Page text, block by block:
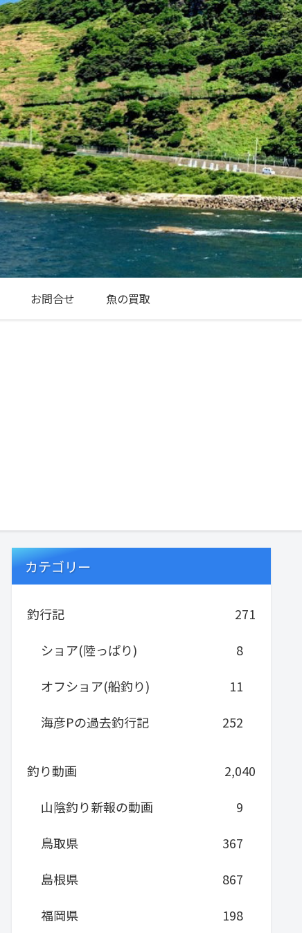
お問合せ 魚の買取
カテゴリー
釣行記
271
ショア(陸っぱり)
8
オフショア(船釣り)
11
海彦Pの過去釣行記
252
釣り動画
2,040
山陰釣り新報の動画
9
鳥取県
367
島根県
867
福岡県
198